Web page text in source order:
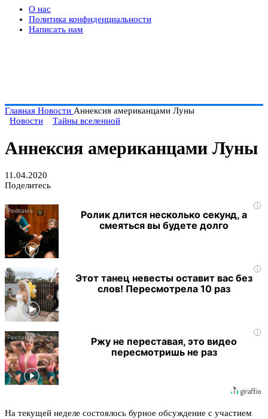
О нас
Политика конфиденциальности
Написать нам
Главная Новости Аннексия американцами Луны
Новости
Тайны вселенной
Аннексия американцами Луны
11.04.2020
Поделитесь
i
Ролик длится несколько секунд, а
смеяться вы будете долго
i
Этот танец невесты оставит вас без
слов! Пересмотрела 10 раз
i
Ржу не переставая, это видео
пересмотришь не раз
На текущей неделе состоялось бурное обсуждение с участием